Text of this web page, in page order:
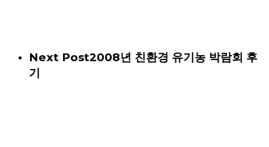
Next Post2008년 친환경 유기농 박람회 후
기